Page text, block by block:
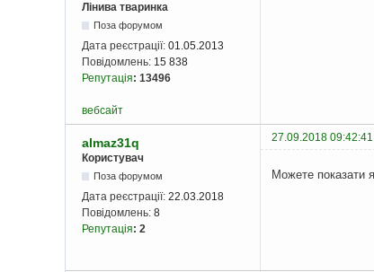
Лінива тваринка
Поза форумом
Дата реєстрації: 01.05.2013
Повідомлень: 15 838
Репутація: 13496
вебсайт
almaz31q
27.09.2018 09:42:41
Користувач
Поза форумом
Дата реєстрації: 22.03.2018
Повідомлень: 8
Репутація: 2
Можете показати